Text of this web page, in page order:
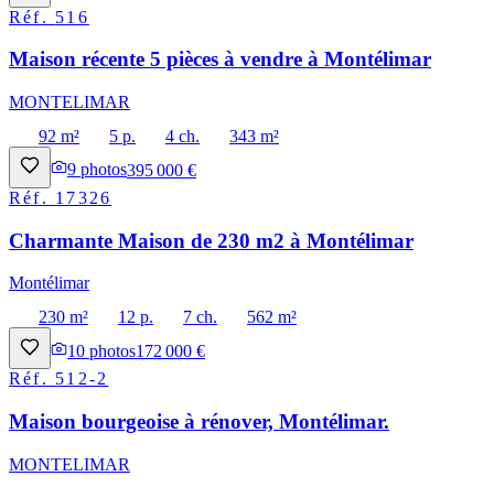
Réf. 516
Maison récente 5 pièces à vendre à Montélimar
MONTELIMAR
92 m²
5 p. 4 ch.
343 m²
9 photos395 000 €
Réf. 17326
Charmante Maison de 230 m2 à Montélimar
Montélimar
230 m²
12 p. 7 ch.
562 m²
10 photos172 000 €
Réf. 512-2
Maison bourgeoise à rénover, Montélimar.
MONTELIMAR